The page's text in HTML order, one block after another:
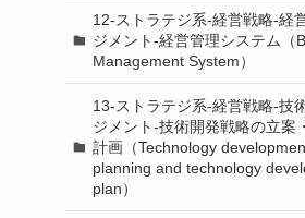
12-ストラテジ系-経営戦略-経
ジメント-経営管理システム（
Management System）
13-ストラテジ系-経営戦略-技
ジメント-技術開発戦略の立案
計画（Technology
planning and technology
plan）